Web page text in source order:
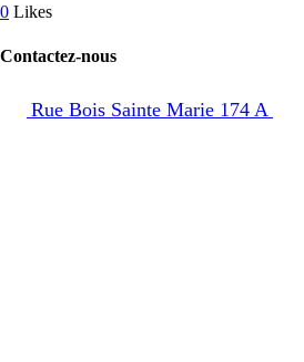
0 Likes
Contactez-nous
Rue Bois Sainte Marie 174 A